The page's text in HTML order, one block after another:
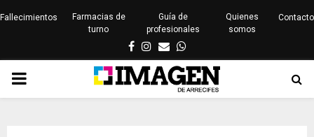
Fallecimientos
Farmacias de
turno
Guía de
profesionales
Quienes
somos
Contacto
Facebook
Instagram
EmailWhatsapp
PRIMARY